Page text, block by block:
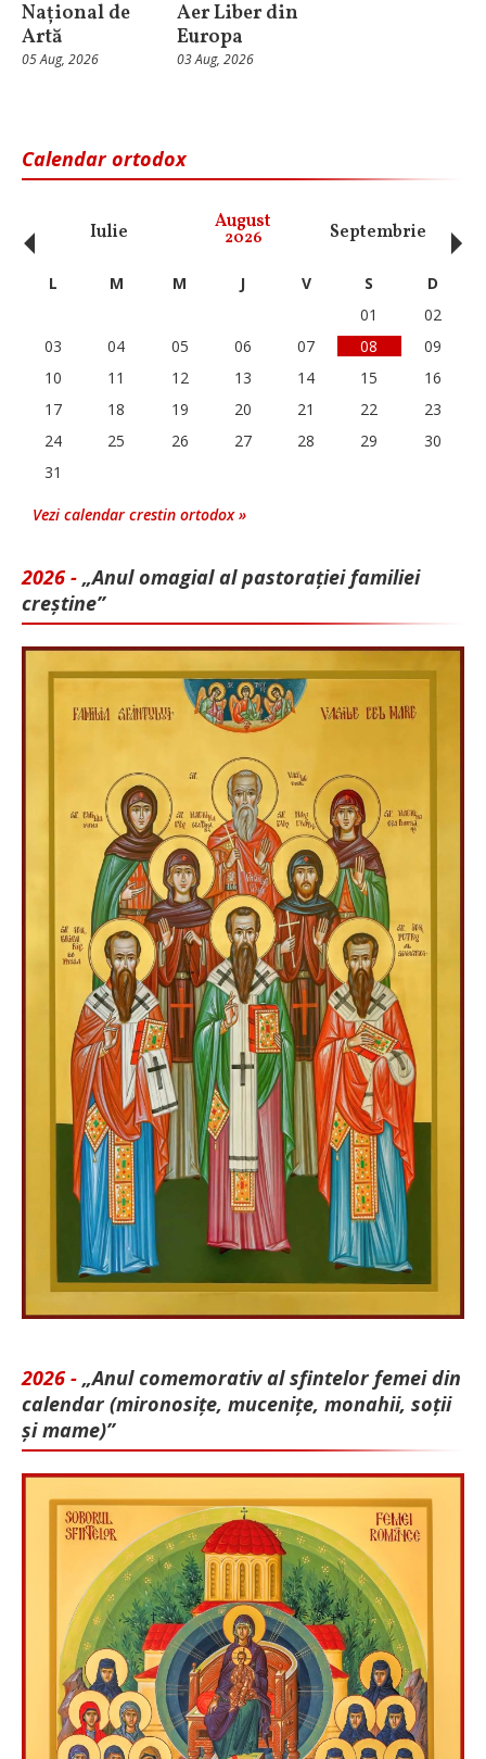
Național de
Artă
05 Aug, 2026
Aer Liber din
Europa
03 Aug, 2026
Calendar ortodox
Iulie August
2026 Septembrie
‹ L M M J V S
D
01
02
03
04 05 06 07 08
09
10
11 12 13 14 15
16
17
18 19 20 21 22
23
24
25 26 27 28 29
30
31
Vezi calendar crestin ortodox »
2026 - „Anul omagial al pastorației familiei
creștine”
2026 - „Anul comemorativ al sfintelor femei din
calendar (mironosițe, mu­cenițe, monahii, soții
și mame)”